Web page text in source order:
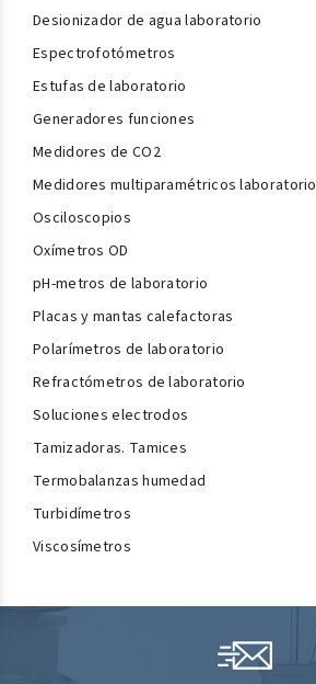
Desionizador de agua laboratorio
Espectrofotómetros
Estufas de laboratorio
Generadores funciones
Medidores de CO2
Medidores multiparamétricos laboratorio
Osciloscopios
Oxímetros OD
pH-metros de laboratorio
Placas y mantas calefactoras
Polarímetros de laboratorio
Refractómetros de laboratorio
Soluciones electrodos
Tamizadoras. Tamices
Termobalanzas humedad
Turbidímetros
Viscosímetros